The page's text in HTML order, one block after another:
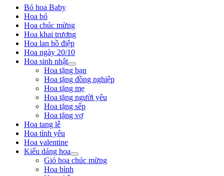
Bó hoa Baby
Hoa bó
Hoa chúc mừng
Hoa khai trương
Hoa lan hồ điệp
Hoa ngày 20/10
Hoa sinh nhật
Hoa tặng bạn
Hoa tặng đồng nghiệp
Hoa tặng mẹ
Hoa tặng người yêu
Hoa tặng sếp
Hoa tặng vợ
Hoa tang lễ
Hoa tình yêu
Hoa valentine
Kiểu dáng hoa
Giỏ hoa chúc mừng
Hoa bình